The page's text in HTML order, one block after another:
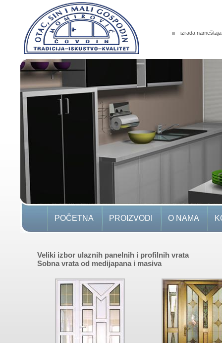
izrada
POČETNA PROIZVODI O NAMA
Veliki izbor ulaznih panelnih i profilnih vrata
Sobna vrata od medijapana i masiva